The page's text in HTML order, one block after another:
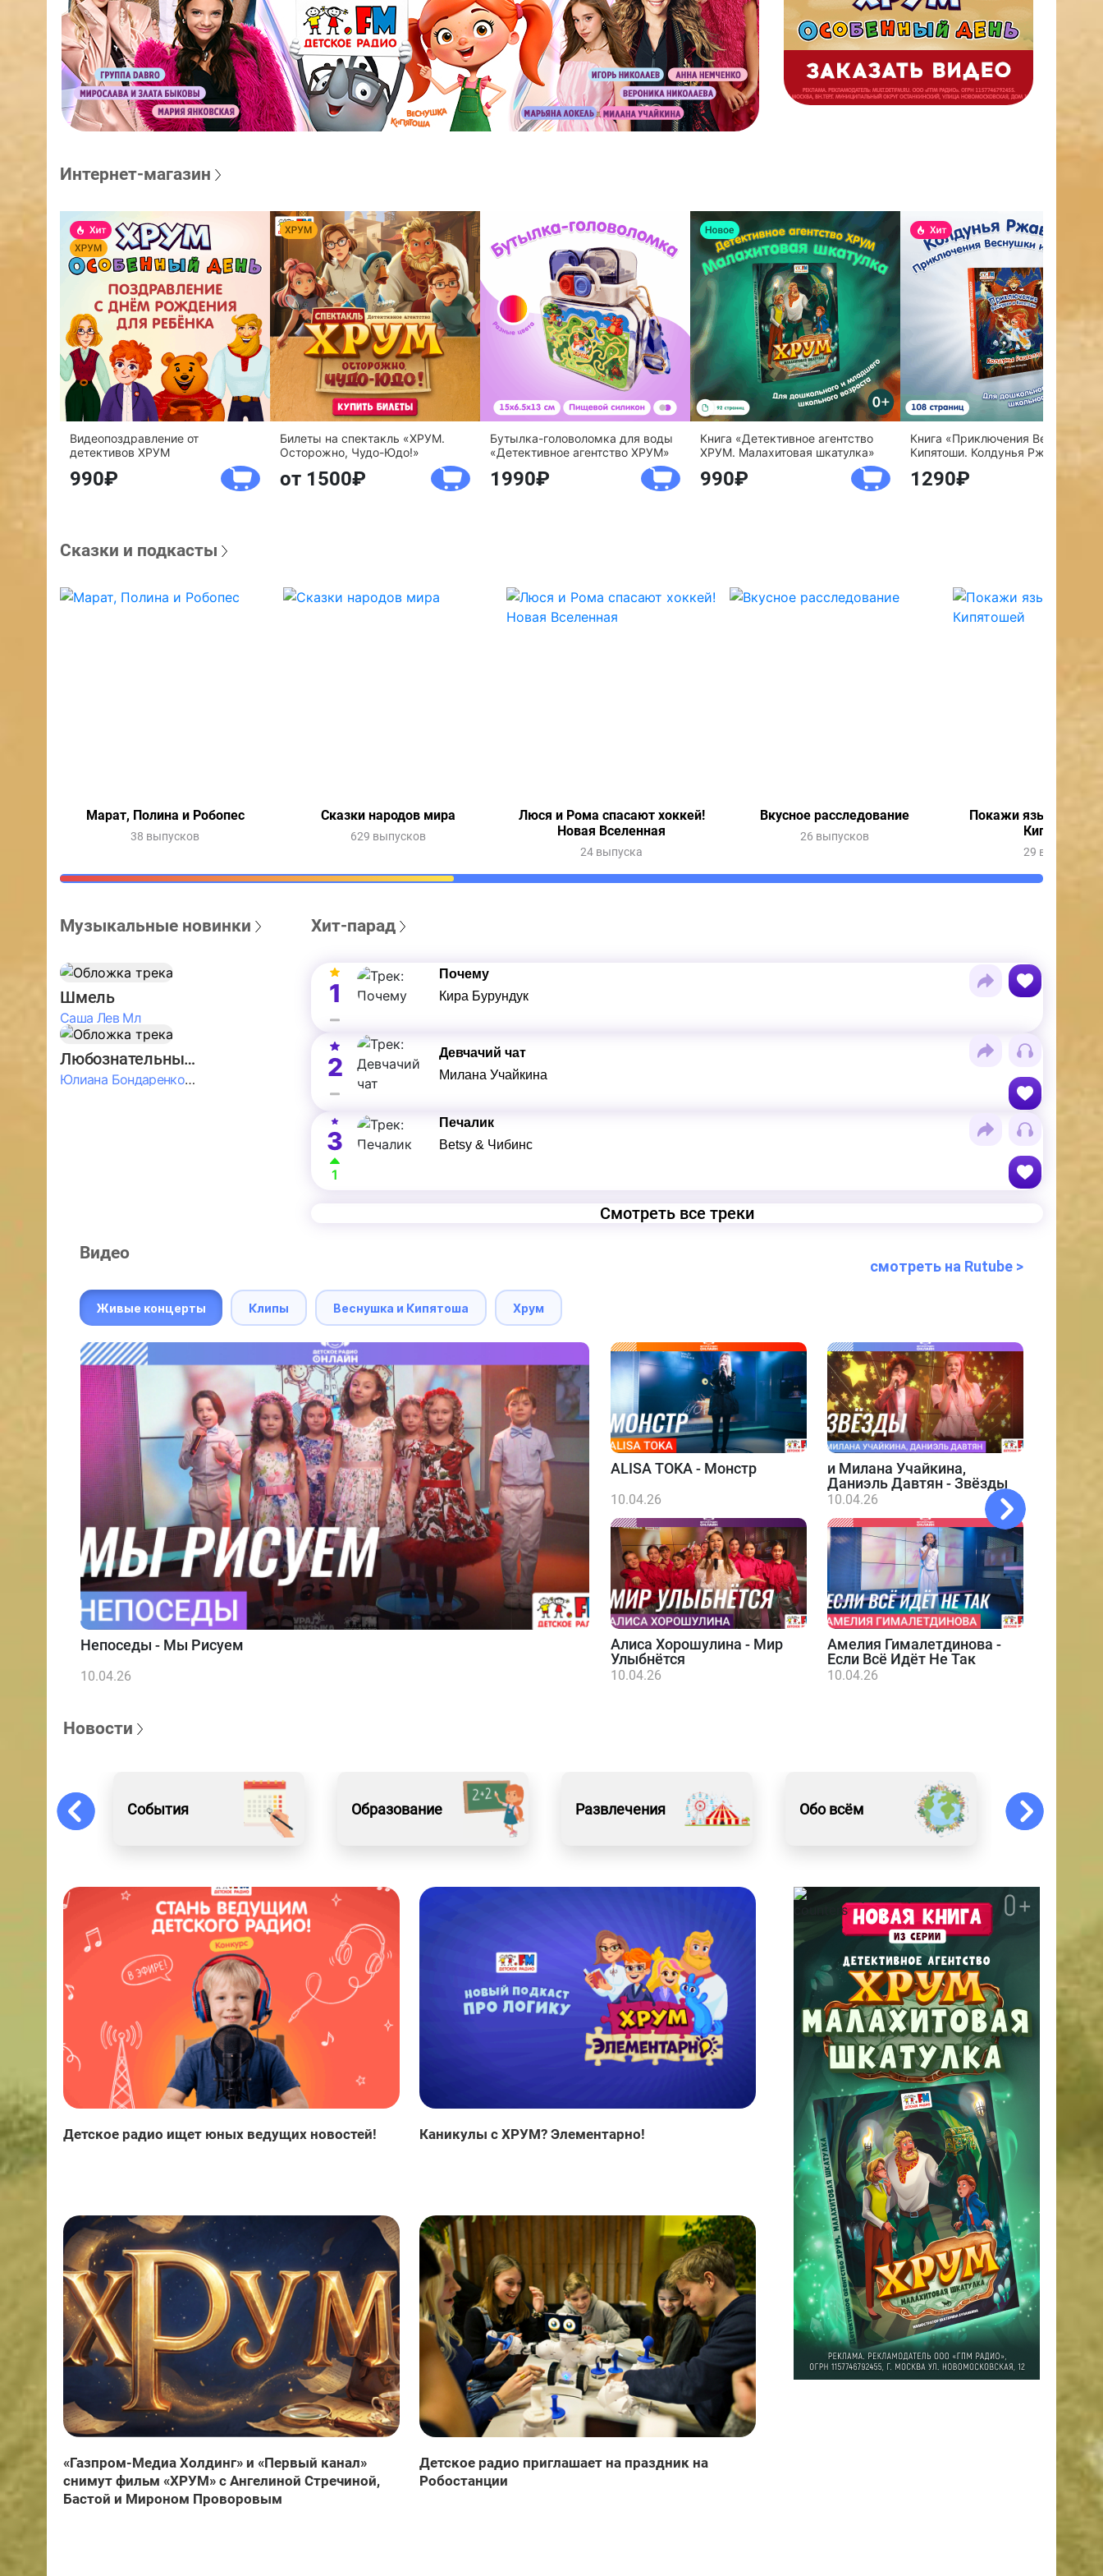
Интернет-магазин
Видеопоздравление от
детективов ХРУМ
990
Билеты на спектакль «ХРУМ.
Осторожно, Чудо-Юдо!»
от 1500
Бутылка-головоломка для воды
«Детективное агентство ХРУМ»
1990
Книга «Детективное агентство
ХРУМ. Малахитовая шкатулка»
990
Книга «Приключения Веснушки и
Кипятоши. Колдунья Ржавелла»
1290
Сказки и подкасты
Марат, Полина и Робопес
38 выпусков
Сказки народов мира
629 выпусков
Люся и Рома спасают хоккей!
Новая Вселенная
24 выпуска
Вкусное расследование
26 выпусков
Покажи язык с
Кипятошей
29 выпусков
Музыкальные новинки
Шмель
Саша Лев Мл
Любознательные Дети
Юлиана Бондаренко & Амелия Колпакова & Егор Егоров & Валерия Шевченко & Ксюша Косичкина
Хит-парад
1
Почему
Кира Бурундук
2
Девчачий чат
Милана Учайкина
3
1
Печалик
Betsy & Чибинс
Смотреть все треки
Видео
смотреть на Rutube >
Живые концерты Клипы Веснушка и Кипятоша Хрум
Непоседы - Мы Рисуем
10.04.26
ALISA TOKA - Монстр
10.04.26
и Милана Учайкина,
Даниэль Давтян - Звёзды
10.04.26
Алиса Хорошулина - Мир
Улыбнётся
10.04.26
Амелия Гималетдинова -
Если Всё Идёт Не Так
10.04.26
Новости
События Образование Развлечения Обо всём Спорт
Детское радио ищет юных ведущих новостей! Каникулы с ХРУМ? Элементарно!
«Газпром-Медиа Холдинг» и «Первый канал»
снимут фильм «ХРУМ» с Ангелиной Стречиной,
Бастой и Мироном Проворовым
Детское радио приглашает на праздник на
Робостанции